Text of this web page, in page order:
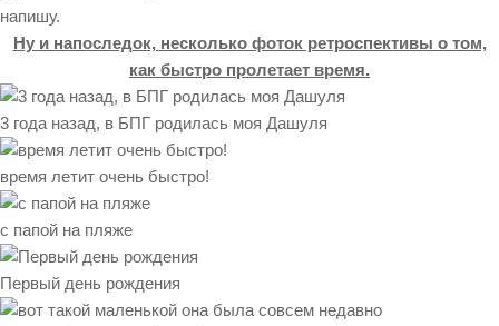
напишу.
Ну и напоследок, несколько фоток ретроспективы о том,
как быстро пролетает время.
3 года назад, в БПГ родилась моя Дашуля
время летит очень быстро!
с папой на пляже
Первый день рождения